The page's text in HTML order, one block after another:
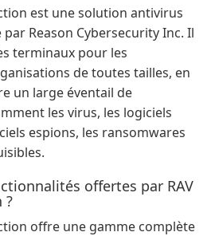
est une solution antivirus
Reason Cybersecurity Inc. Il
terminaux pour les
de toutes tailles, en
un large éventail de
les virus, les logiciels
espions, les ransomwares
offertes par RAV
?
offre une gamme complète